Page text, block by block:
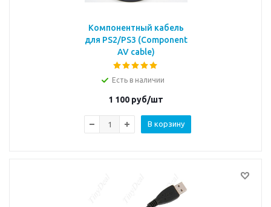
Компонентный кабель
для PS2/PS3 (Component
AV cable)
Есть в наличии
1 100 руб/шт
В корзину